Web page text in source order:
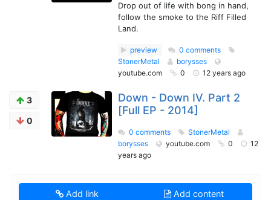
Drop out of life with bong in hand,
follow the smoke to the Riff Filled
Land.
preview
0 comments
StonerMetal
borysses
youtube.com
0 12 years ago
3
0
Down - Down IV. Part 2
[Full EP - 2014]
0 comments
StonerMetal
borysses
youtube.com 0
12
years ago
Add link Add content